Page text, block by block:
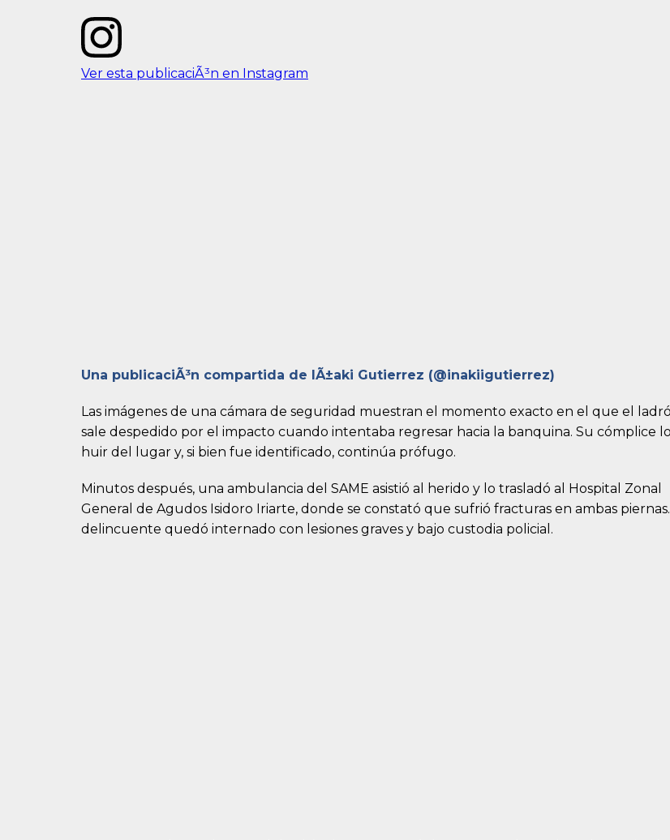
Ver esta publicaciÃ³n en Instagram
Una publicaciÃ³n compartida de IÃ±aki Gutierrez (@inakiigutierrez)
Las imágenes de una cámara de seguridad muestran el momento exacto en el que el
sale despedido por el impacto cuando intentaba regresar hacia la banquina. Su cómplice
huir del lugar y, si bien fue identificado, continúa prófugo.
Minutos después, una ambulancia del SAME asistió al herido y lo trasladó al Hospital Zonal
General de Agudos Isidoro Iriarte, donde se constató que sufrió fracturas en ambas piernas.
delincuente quedó internado con lesiones graves y bajo custodia policial.